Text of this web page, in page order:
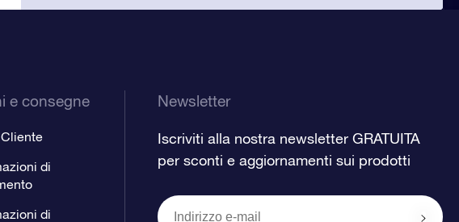
e consegne
di
di
Newsletter
Iscriviti alla nostra newsletter GRATUITA
per sconti e aggiornamenti sui prodotti